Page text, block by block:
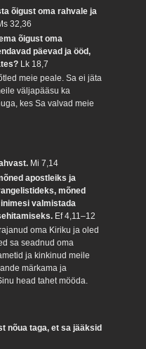
õigust oma rahvale ja
32,36
õigust oma
päevad ja ööd,
Lk 18,7
meie peale. Sa ei jäta
väljapääsu ka
kes Sa valvad meie
Mi 7,14
apostleiks ja
mõned
valmistada
Ef 4,11–12
oma Kiriku ja oled
sa seadnud oma
ja kinkinud meile
märkama ja
head tahet mööda.
nõua taga, et sa jääksid